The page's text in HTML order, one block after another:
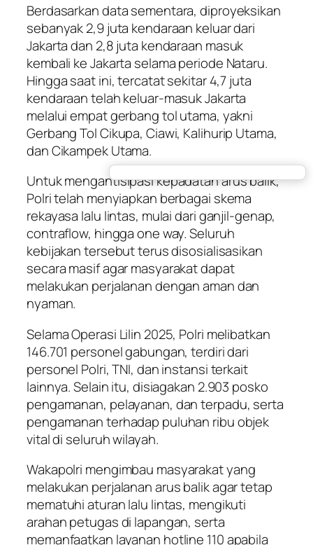
Berdasarkan data sementara, diproyeksikan
sebanyak 2,9 juta kendaraan keluar dari
Jakarta dan 2,8 juta kendaraan masuk
kembali ke Jakarta selama periode Nataru.
Hingga saat ini, tercatat sekitar 4,7 juta
kendaraan telah keluar-masuk Jakarta
melalui empat gerbang tol utama, yakni
Gerbang Tol Cikupa, Ciawi, Kalihurip Utama,
dan Cikampek Utama.
Untuk mengantisipasi kepadatan arus balik,
Polri telah menyiapkan berbagai skema
rekayasa lalu lintas, mulai dari ganjil-genap,
contraflow, hingga one way. Seluruh
kebijakan tersebut terus disosialisasikan
secara masif agar masyarakat dapat
melakukan perjalanan dengan aman dan
nyaman.
Selama Operasi Lilin 2025, Polri melibatkan
146.701 personel gabungan, terdiri dari
personel Polri, TNI, dan instansi terkait
lainnya. Selain itu, disiagakan 2.903 posko
pengamanan, pelayanan, dan terpadu, serta
pengamanan terhadap puluhan ribu objek
vital di seluruh wilayah.
Wakapolri mengimbau masyarakat yang
melakukan perjalanan arus balik agar tetap
mematuhi aturan lalu lintas, mengikuti
arahan petugas di lapangan, serta
memanfaatkan layanan hotline 110 apabila